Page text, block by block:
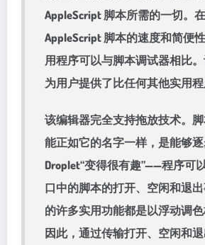
AppleScript 脚本所需的一切。
AppleScript 脚本的速度和简便
用程序可以与脚本调试器相比
为用户提供了比任何其他实用程
该编辑器完全支持拖放技术。
能正如它的名字一样，是能够
Droplet“变得很有趣”——程序可
口中的脚本的打开、空闲和退
的许多实用功能都是以浮动调色
因此，通过传输打开、空闲和